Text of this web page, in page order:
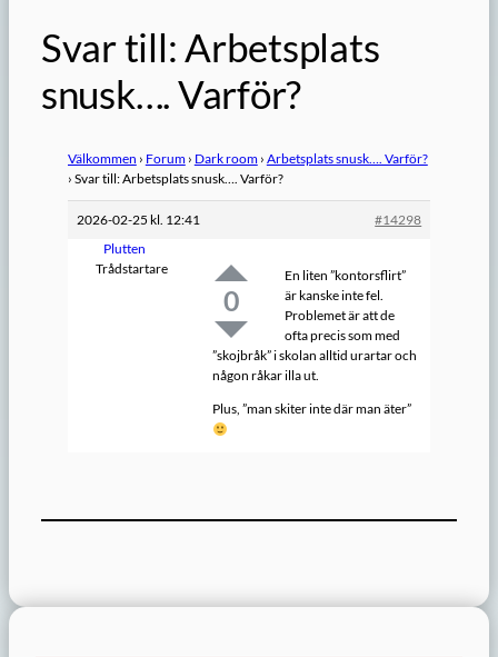
Svar till: Arbetsplats
snusk…. Varför?
Välkommen › Forum › Dark room › Arbetsplats snusk…. Varför?
› Svar till: Arbetsplats snusk…. Varför?
2026-02-25 kl. 12:41
#14298
Plutten
Trådstartare
0
En liten ”kontorsflirt”
är kanske inte fel.
Problemet är att de
ofta precis som med
”skojbråk” i skolan alltid urartar och
någon råkar illa ut.
Plus, ”man skiter inte där man äter”